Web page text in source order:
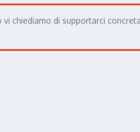
chiediamo di supportarci